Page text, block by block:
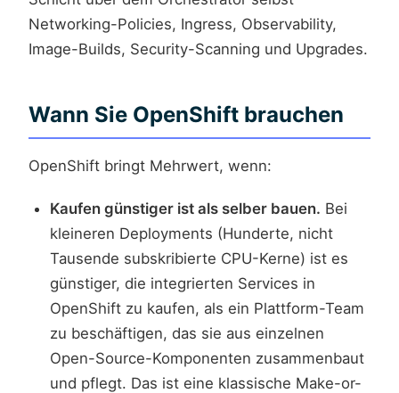
Networking-Policies, Ingress, Observability,
Image-Builds, Security-Scanning und Upgrades.
Wann Sie OpenShift brauchen
OpenShift bringt Mehrwert, wenn:
Kaufen günstiger ist als selber bauen. Bei
kleineren Deployments (Hunderte, nicht
Tausende subskribierte CPU-Kerne) ist es
günstiger, die integrierten Services in
OpenShift zu kaufen, als ein Plattform-Team
zu beschäftigen, das sie aus einzelnen
Open-Source-Komponenten zusammenbaut
und pflegt. Das ist eine klassische Make-or-